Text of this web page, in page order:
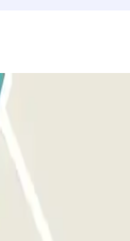
en de kentekenlezer herkent
Stop en de kentekenlezer